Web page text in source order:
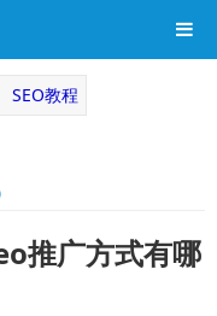
SEO教程
推广方式有哪